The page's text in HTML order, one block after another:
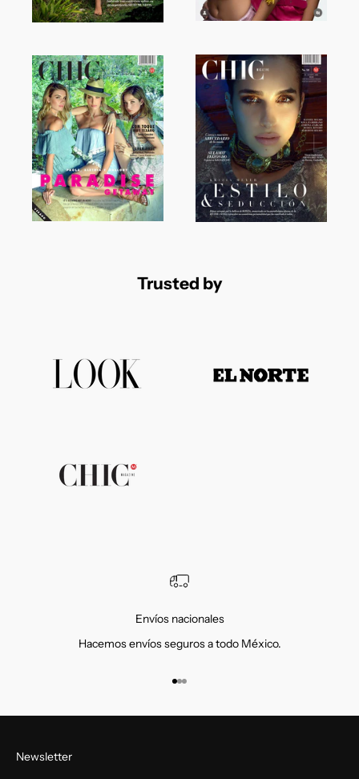
Trusted by
Envíos nacionales
Hacemos envíos seguros a todo México.
Ir al artículo 1
Ir al artículo 2
Ir al artículo 3
Newsletter